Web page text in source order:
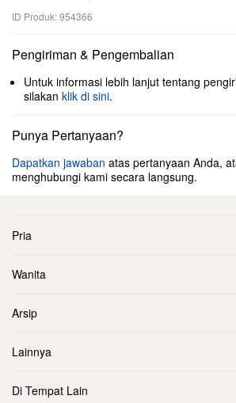
ID Produk: 954366
Pengiriman & Pengembalian
Untuk informasi lebih lanjut tentang
silakan klik di sini.
Punya Pertanyaan?
Dapatkan jawaban atas pertanyaan Anda,
menghubungi kami secara langsung.
Pria
Wanita
Arsip
Lainnya
Di Tempat Lain